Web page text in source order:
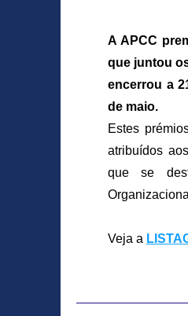
A APCC
que juntou
encerrou a
de maio.
Estes
atribuídos
que se
Veja a